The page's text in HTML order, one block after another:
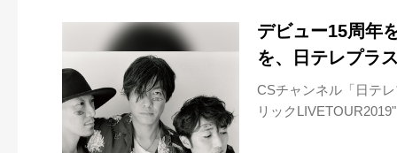
デビュー15周年
を、日テレプラ
CSチャンネル「日テ
リック